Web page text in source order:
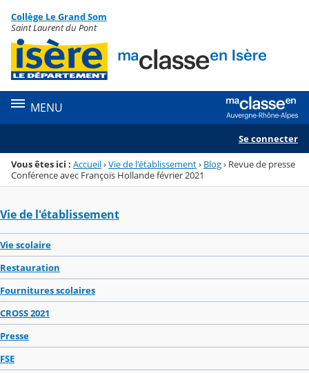
Menu de la rubrique
Contenu
Collège Le Grand Som
Saint Laurent du Pont
MENU
Se connecter
Vous êtes ici : Accueil›Vie de l'établissement› Blog› Revue de presse
Conférence avec François Hollande février 2021
Vie de l'établissement
Vie scolaire
Restauration
Fournitures scolaires
CROSS 2021
Presse
FSE